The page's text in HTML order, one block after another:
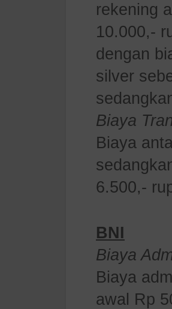
rekening
10.000,-
dengan
silver
Biaya
Biaya
6.500,-
BNI
Biaya
Biaya
awal Rp